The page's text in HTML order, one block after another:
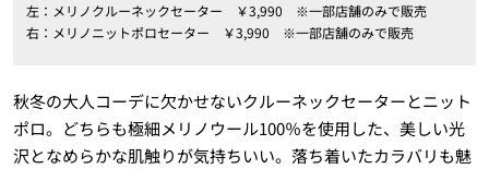
左：メリノクルーネックセーター ￥3,990 ※一部店舗のみで販売
右：メリノニットポロセーター ￥3,990 ※一部店舗のみで販売
秋冬の大人コーデに欠かせないクルーネックセーターとニット
ポロ。どちらも極細メリノウール100％を使用した、美しい光
沢となめらかな肌触りが気持ちいい。落ち着いたカラバリも魅